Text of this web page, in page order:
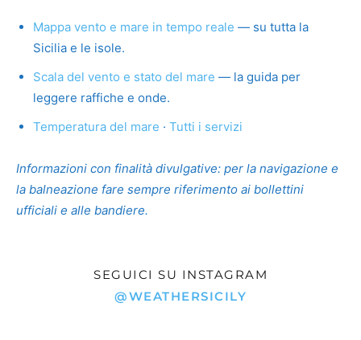
Mappa vento e mare in tempo reale — su tutta la
Sicilia e le isole.
Scala del vento e stato del mare — la guida per
leggere raffiche e onde.
Temperatura del mare · Tutti i servizi
Informazioni con finalità divulgative: per la navigazione e
la balneazione fare sempre riferimento ai bollettini
ufficiali e alle bandiere.
SEGUICI SU INSTAGRAM
@WEATHERSICILY